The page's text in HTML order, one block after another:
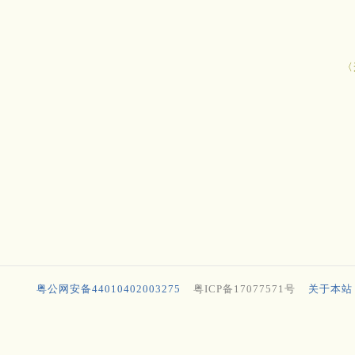
粤公网安备44010402003275 粤ICP备17077571号 关于本站